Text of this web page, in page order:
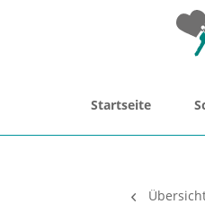
Startseite